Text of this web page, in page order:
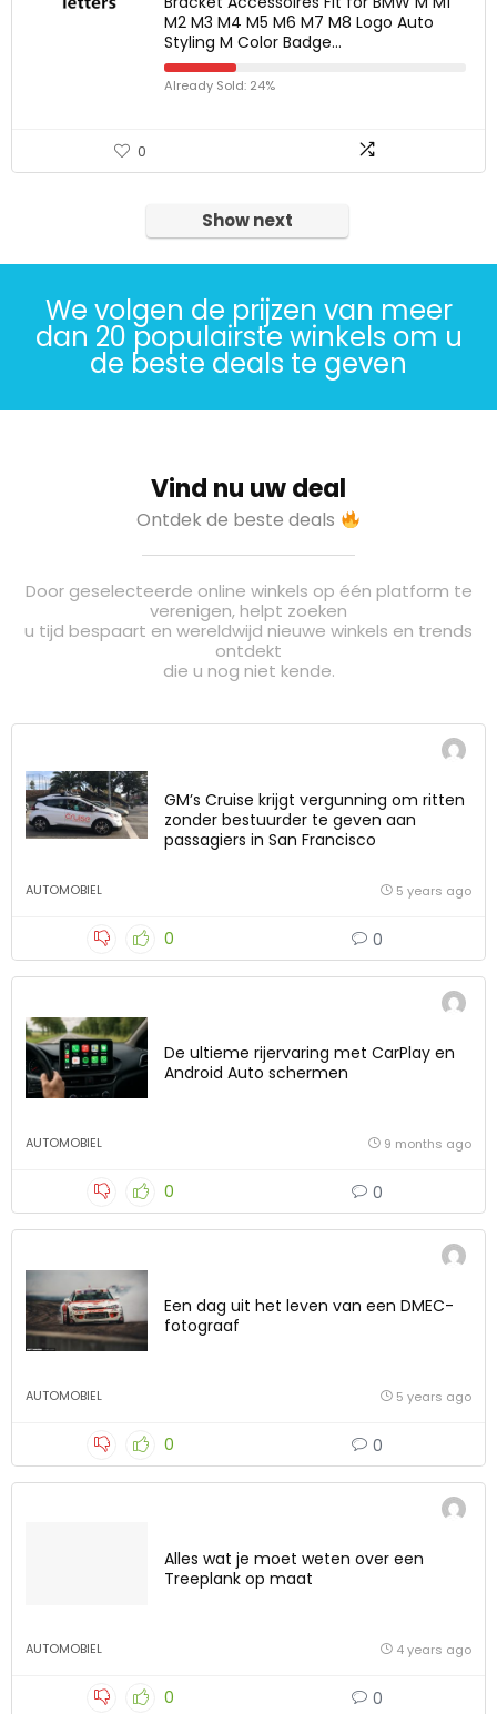
M2 M3 M4 M5 M6 M7 M8 Logo Auto
Styling M Color Badge…
Already Sold: 24%
0
Show next
We volgen de prijzen van meer
dan 20 populairste winkels om u
de beste deals te geven
Vind nu uw deal
Ontdek de beste deals
Door geselecteerde online winkels op één platform te
verenigen, helpt zoeken
u tijd bespaart en wereldwijd nieuwe winkels en trends
ontdekt
die u nog niet kende.
GM’s Cruise krijgt vergunning om ritten
zonder bestuurder te geven aan
passagiers in San Francisco
AUTOMOBIEL 5 years ago
0 0
De ultieme rijervaring met CarPlay en
Android Auto schermen
AUTOMOBIEL 9 months ago
0 0
Een dag uit het leven van een DMEC-
fotograaf
AUTOMOBIEL 5 years ago
0 0
Alles wat je moet weten over een
Treeplank op maat
AUTOMOBIEL 4 years ago
0 0